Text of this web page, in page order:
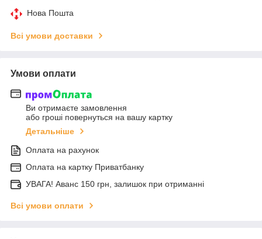
Нова Пошта
Всі умови доставки
Умови оплати
Ви отримаєте замовлення
або гроші повернуться на вашу картку
Детальніше
Оплата на рахунок
Оплата на картку Приватбанку
УВАГА! Аванс 150 грн, залишок при отриманні
Всі умови оплати